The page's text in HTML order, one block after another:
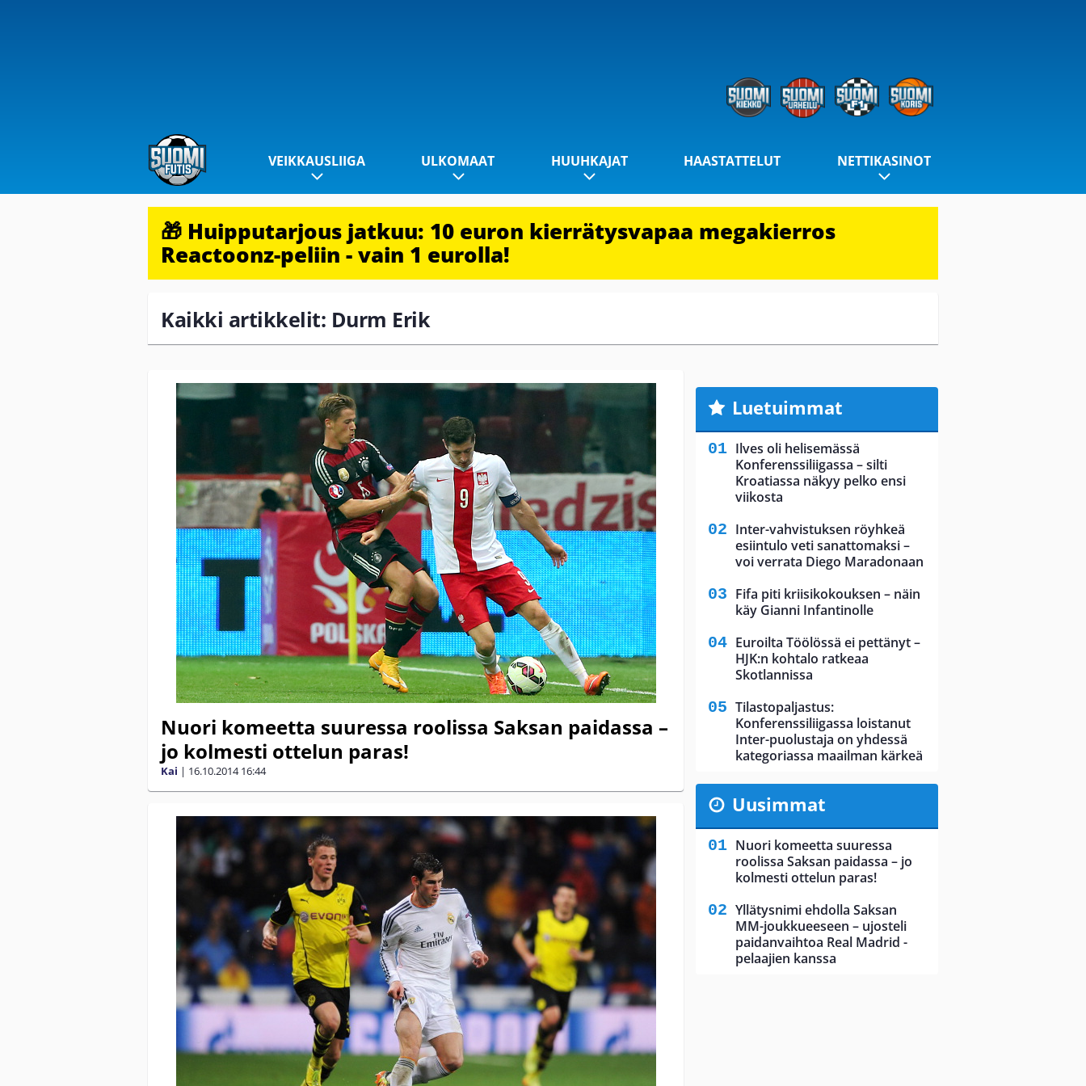
VEIKKAUSLIIGA ULKOMAAT HUUHKAJAT HAASTATTELUT NETTIKASINOT
🎁 Huipputarjous jatkuu: 10 euron kierrätysvapaa megakierros
Reactoonz-peliin - vain 1 eurolla!
Kaikki artikkelit: Durm Erik
Nuori komeetta suuressa roolissa Saksan paidassa –
jo kolmesti ottelun paras!
Kai | 16.10.2014 16:44
Luetuimmat
Ilves oli helisemässä
Konferenssiliigassa – silti
Kroatiassa näkyy pelko ensi
viikosta
Inter-vahvistuksen röyhkeä
esiintulo veti sanattomaksi –
voi verrata Diego Maradonaan
Fifa piti kriisikokouksen – näin
käy Gianni Infantinolle
Euroilta Töölössä ei pettänyt –
HJK:n kohtalo ratkeaa
Skotlannissa
Tilastopaljastus:
Konferenssiliigassa loistanut
Inter-puolustaja on yhdessä
kategoriassa maailman kärkeä
Uusimmat
Nuori komeetta suuressa
roolissa Saksan paidassa – jo
kolmesti ottelun paras!
Yllätysnimi ehdolla Saksan
MM-joukkueeseen – ujosteli
paidanvaihtoa Real Madrid -
pelaajien kanssa